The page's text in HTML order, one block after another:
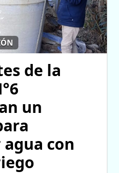
de la
un
con